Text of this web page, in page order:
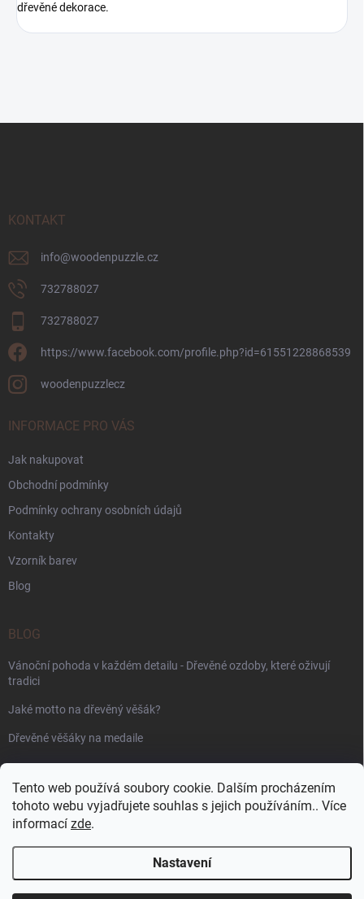
Tento web používá soubory cookie. Dalším procházením
tohoto webu vyjadřujete souhlas s jejich používáním.. Více
informací zde.
Nastavení
dřevěné dekorace.
KONTAKT
info@woodenpuzzle.cz
732788027
732788027
https://www.facebook.com/profile.php?id=61551228868539
woodenpuzzlecz
INFORMACE PRO VÁS
Jak nakupovat
Obchodní podmínky
Podmínky ochrany osobních údajů
Kontakty
Vzorník barev
Blog
BLOG
Vánoční pohoda v každém detailu - Dřevěné ozdoby, které oživují
tradici
Jaké motto na dřevěný věšák?
Dřevěné věšáky na medaile
PŘIJÍMÁME ONLINE PLATBY